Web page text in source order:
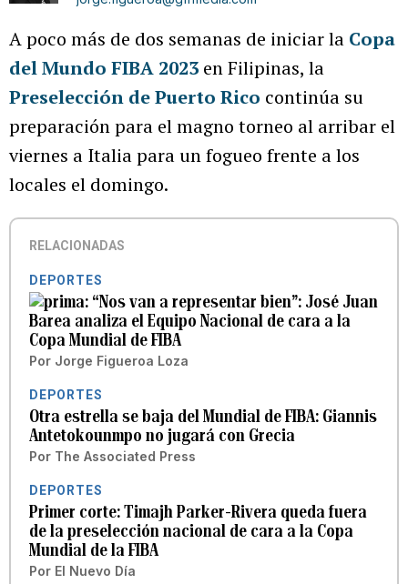
A poco más de dos semanas de iniciar la Copa
del Mundo FIBA 2023 en Filipinas, la
Preselección de Puerto Rico continúa su
preparación para el magno torneo al arribar el
viernes a Italia para un fogueo frente a los
locales el domingo.
RELACIONADAS
DEPORTES
“Nos van a representar bien”: José Juan
Barea analiza el Equipo Nacional de cara a la
Copa Mundial de FIBA
Por Jorge Figueroa Loza
DEPORTES
Otra estrella se baja del Mundial de FIBA: Giannis
Antetokounmpo no jugará con Grecia
Por The Associated Press
DEPORTES
Primer corte: Timajh Parker-Rivera queda fuera
de la preselección nacional de cara a la Copa
Mundial de la FIBA
Por El Nuevo Día